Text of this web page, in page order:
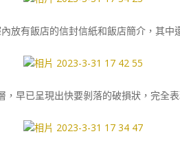
放有飯店的信封信紙和飯店簡介，其中
，早已呈現出快要剝落的破損狀，完全